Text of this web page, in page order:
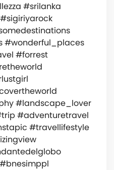
#srilanka
#wonderful_places
#forrest
#landscape_lover
#adventuretravel
#travellifestyle